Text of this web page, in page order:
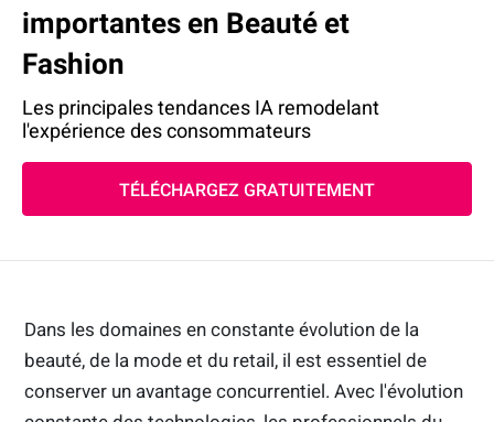
importantes en Beauté et
Fashion
Les principales tendances IA remodelant
l'expérience des consommateurs
TÉLÉCHARGEZ GRATUITEMENT
Dans les domaines en constante évolution de la
beauté, de la mode et du retail, il est essentiel de
conserver un avantage concurrentiel. Avec l'évolution